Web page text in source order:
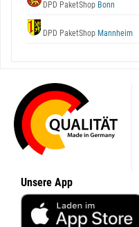
DPD PaketShop Bonn
DPD PaketShop Mannheim
Unsere App